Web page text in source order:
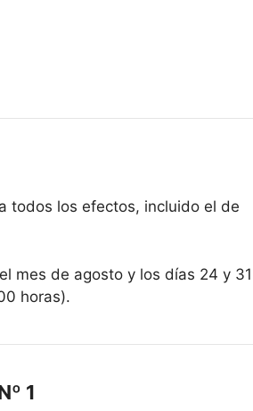
todos los efectos, incluido el de
mes de agosto y los días 24 y 31
horas).
1